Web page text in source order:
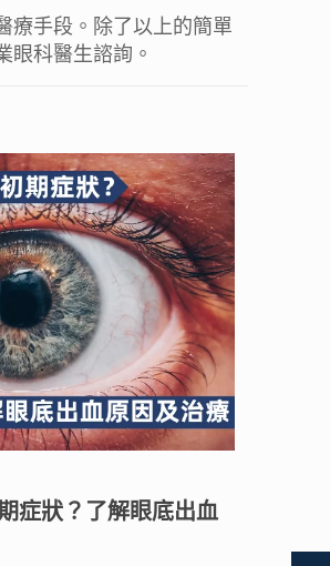
療手段。除了以上的簡單
眼科醫生諮詢。
症狀？了解眼底出血